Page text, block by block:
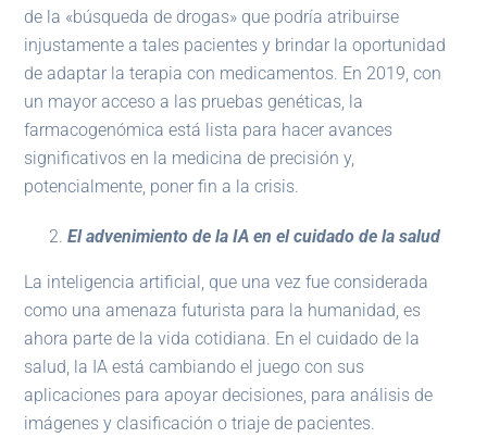
de la «búsqueda de drogas» que podría atribuirse
injustamente a tales pacientes y brindar la oportunidad
de adaptar la terapia con medicamentos. En 2019, con
un mayor acceso a las pruebas genéticas, la
farmacogenómica está lista para hacer avances
significativos en la medicina de precisión y,
potencialmente, poner fin a la crisis.
El advenimiento de la IA en el cuidado de la salud
La inteligencia artificial, que una vez fue considerada
como una amenaza futurista para la humanidad, es
ahora parte de la vida cotidiana. En el cuidado de la
salud, la IA está cambiando el juego con sus
aplicaciones para apoyar decisiones, para análisis de
imágenes y clasificación o triaje de pacientes.